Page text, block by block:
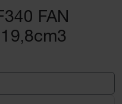
FAN